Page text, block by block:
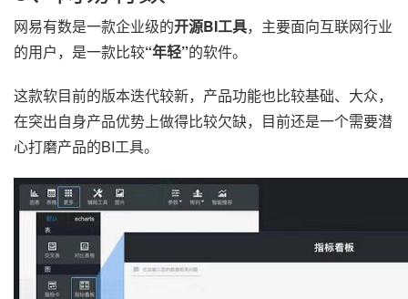
网易有数是一款企业级的开源BI工具，主要面向互联网行业
的用户，是一款比较“年轻”的软件。
这款软目前的版本迭代较新，产品功能也比较基础、大众，
在突出自身产品优势上做得比较欠缺，目前还是一个需要潜
心打磨产品的BI工具。